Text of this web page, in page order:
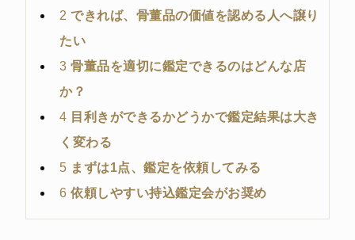
2 できれば、骨董品の価値を認める人へ譲り
たい
3 骨董品を適切に鑑定できるのはどんな店
か？
4 目利きができるかどうかで鑑定結果は大き
く変わる
5 まずは1点、鑑定を依頼してみる
6 依頼しやすい持込鑑定会がお奨め